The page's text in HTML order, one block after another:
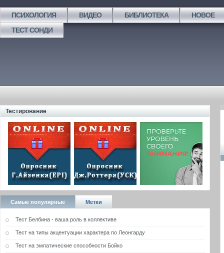
ПСИХОЛОГИЯ ВИДЕО БИБЛИОТЕКА
НОВОЕ
ТЕСТ СОНДИ
Тестирование
Самые популярные Метки
Тест Белбина - ваша роль в коллективе
Тест на типы акцентуации характера по Леонгарду
Тест на эмпатические способности Бойко